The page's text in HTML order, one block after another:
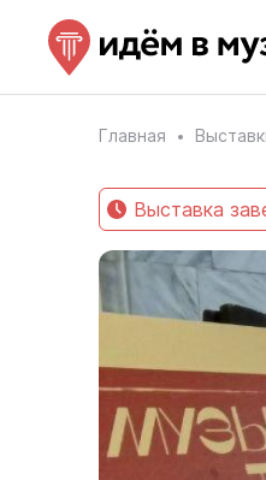
Главная
Выставка